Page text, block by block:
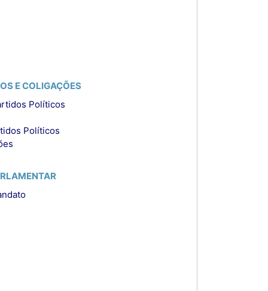
E COLIGAÇÕES
Políticos
Políticos